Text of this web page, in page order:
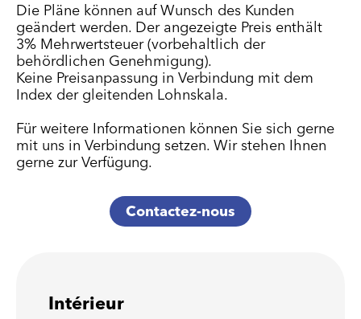
Die Pläne können auf Wunsch des Kunden
geändert werden. Der angezeigte Preis enthält
3% Mehrwertsteuer (vorbehaltlich der
behördlichen Genehmigung).
Keine Preisanpassung in Verbindung mit dem
Index der gleitenden Lohnskala.
Für weitere Informationen können Sie sich gerne
mit uns in Verbindung setzen. Wir stehen Ihnen
gerne zur Verfügung.
Contactez-nous
Intérieur